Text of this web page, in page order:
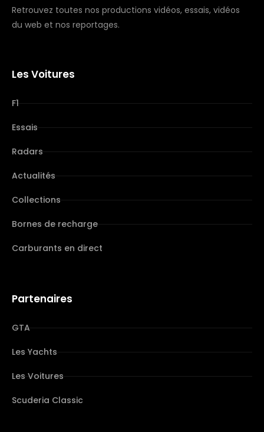
Retrouvez toutes nos productions vidéos, essais, vidéos
du web et nos reportages.
Les Voitures
F1
Essais
Radars
Actualités
Collections
Bornes de recharge
Carburants en direct
Partenaires
GTA
Les Yachts
Les Voitures
Scuderia Classic